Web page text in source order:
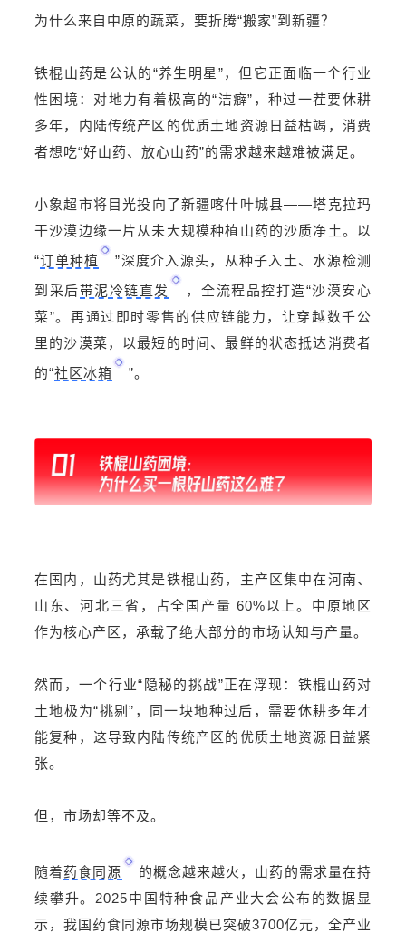
为什么来自中原的蔬菜，要折腾“搬家”到新疆？
铁棍山药是公认的“养生明星”，但它正面临一个行业
性困境：对地力有着极高的“洁癖”，种过一茬要休耕
多年，内陆传统产区的优质土地资源日益枯竭，消费
者想吃“好山药、放心山药”的需求越来越难被满足。
小象超市将目光投向了新疆喀什叶城县——塔克拉玛
干沙漠边缘一片从未大规模种植山药的沙质净土。以
“订单种植
”深度介入源头，从种子入土、水源检测
到采后带泥冷链直发
，全流程品控打造“沙漠安心
菜”。再通过即时零售的供应链能力，让穿越数千公
里的沙漠菜，以最短的时间、最鲜的状态抵达消费者
的“社区冰箱 ”。
在国内，山药尤其是铁棍山药 ，主产区集中在河南、
山东、河北三省，占全国产量 60%以上。中原地区
作为核心产区，承载了绝大部分的市场认知与产量。
然而，一个行业“隐秘的挑战”正在浮现：铁棍山药对
土地极为“挑剔”，同一块地种过后，需要休耕多年才
能复种，这导致内陆传统产区的优质土地资源日益紧
张。
但，市场却等不及。
随着药食同源
的概念越来越火，山药的需求量在持
续攀升。2025中国特种食品产业大会公布的数据显
示，我国药食同源市场规模已突破3700亿元，全产业